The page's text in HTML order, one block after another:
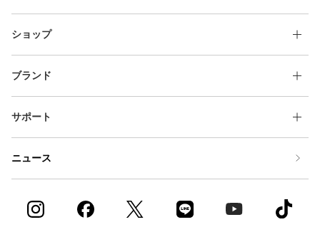
ショップ
ブランド
サポート
ニュース